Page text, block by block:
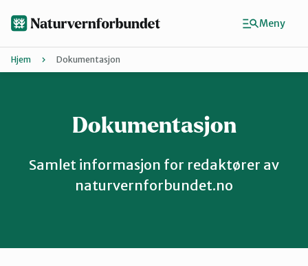
Finn ditt lokallag
Agder
Buskerud
Hjem Dokumentasjon
Dokumentasjon
Samlet informasjon for redaktører av
naturvernforbundet.no